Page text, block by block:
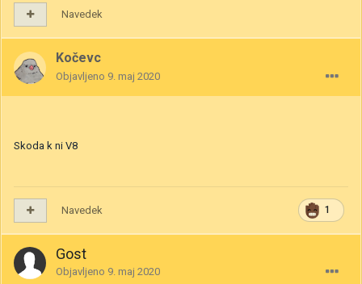
Navedek
Kočevc
Objavljeno 9. maj 2020
Skoda k ni V8
1
Navedek
Gost
Objavljeno 9. maj 2020